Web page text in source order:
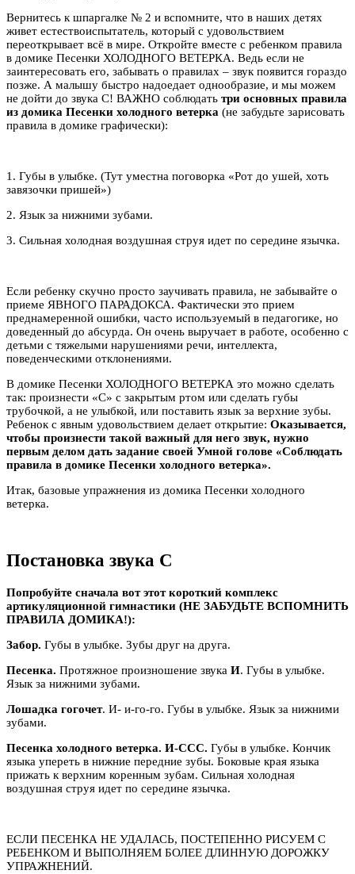
Вернитесь к шпаргалке № 2 и вспомните, что в наших детях
живет естествоиспытатель, который с удовольствием
переоткрывает всё в мире. Откройте вместе с ребенком правила
в домике Песенки ХОЛОДНОГО ВЕТЕРКА. Ведь если не
заинтересовать его, забывать о правилах – звук появится гораздо
позже. А малышу быстро надоедает однообразие, и мы можем
не дойти до звука С! ВАЖНО соблюдать три основных правила
из домика Песенки холодного ветерка (не забудьте зарисовать
правила в домике графически):
1. Губы в улыбке. (Тут уместна поговорка «Рот до ушей, хоть
завязочки пришей»)
2. Язык за нижними зубами.
3. Сильная холодная воздушная струя идет по середине язычка.
Если ребенку скучно просто заучивать правила, не забывайте о
приеме ЯВНОГО ПАРАДОКСА. Фактически это прием
преднамеренной ошибки, часто используемый в педагогике, но
доведенный до абсурда. Он очень выручает в работе, особенно с
детьми с тяжелыми нарушениями речи, интеллекта,
поведенческими отклонениями.
В домике Песенки ХОЛОДНОГО ВЕТЕРКА это можно сделать
так: произнести «С» с закрытым ртом или сделать губы
трубочкой, а не улыбкой, или поставить язык за верхние зубы.
Ребенок с явным удовольствием делает открытие: Оказывается,
чтобы произнести такой важный для него звук, нужно
первым делом дать задание своей Умной голове «Соблюдать
правила в домике Песенки холодного ветерка».
Итак, базовые упражнения из домика Песенки холодного
ветерка.
Постановка звука С
Попробуйте сначала вот этот короткий комплекс
артикуляционной гимнастики (НЕ ЗАБУДЬТЕ ВСПОМНИТЬ
ПРАВИЛА ДОМИКА!):
Забор. Губы в улыбке. Зубы друг на друга.
Песенка. Протяжное произношение звука И. Губы в улыбке.
Язык за нижними зубами.
Лошадка гогочет. И- и-го-го. Губы в улыбке. Язык за нижними
зубами.
Песенка холодного ветерка. И-ССС. Губы в улыбке. Кончик
языка упереть в нижние передние зубы. Боковые края языка
прижать к верхним коренным зубам. Сильная холодная
воздушная струя идет по середине язычка.
ЕСЛИ ПЕСЕНКА НЕ УДАЛАСЬ, ПОСТЕПЕННО РИСУЕМ С
РЕБЕНКОМ И ВЫПОЛНЯЕМ БОЛЕЕ ДЛИННУЮ ДОРОЖКУ
УПРАЖНЕНИЙ.